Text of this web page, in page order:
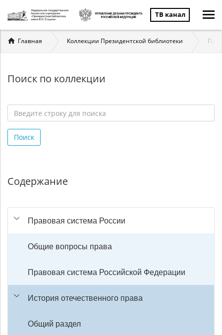
ТВ канал
Вы
здесь
Главная Коллекции Президентской библиотеки
Поиск по коллекции
строку
для
Поиск
Содержание
Правовая система России
Общие вопросы права
Правовая система Российской Федерации
История отечественного права
Общий раздел